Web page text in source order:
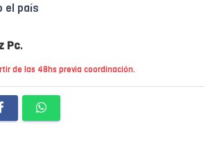
el país
Pc.
de las 48hs previa coordinación.